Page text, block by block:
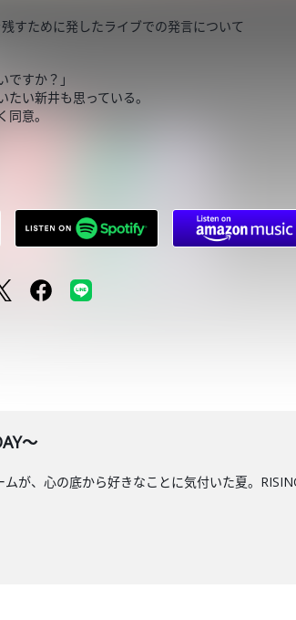
すために発したライブでの発言について
すか？」
い新井も思っている。
意。
～
、心の底から好きなことに気付いた夏。